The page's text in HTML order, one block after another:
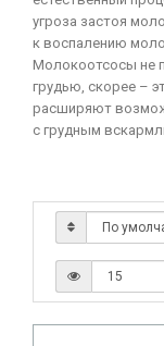
угроза застоя
к воспалению
Молокоотсосы не
грудью, скорее –
расширяют
с грудным